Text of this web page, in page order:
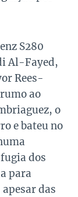
S280
Al-Fayed,
Rees-
ao
o
e bateu no
dos
para
das